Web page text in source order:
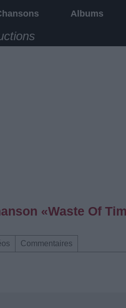
Albums
«Waste Of
Commentaires